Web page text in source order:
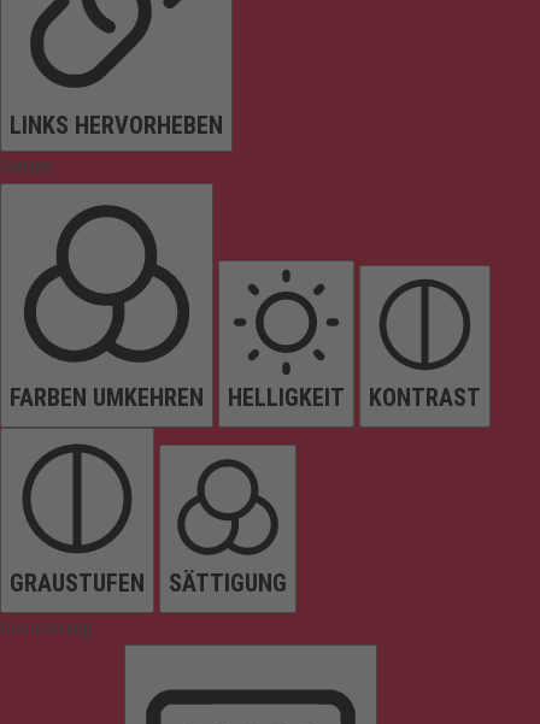
LINKS HERVORHEBEN
Farben
FARBEN UMKEHREN HELLIGKEIT KONTRAST
GRAUSTUFEN SÄTTIGUNG
Orientierung